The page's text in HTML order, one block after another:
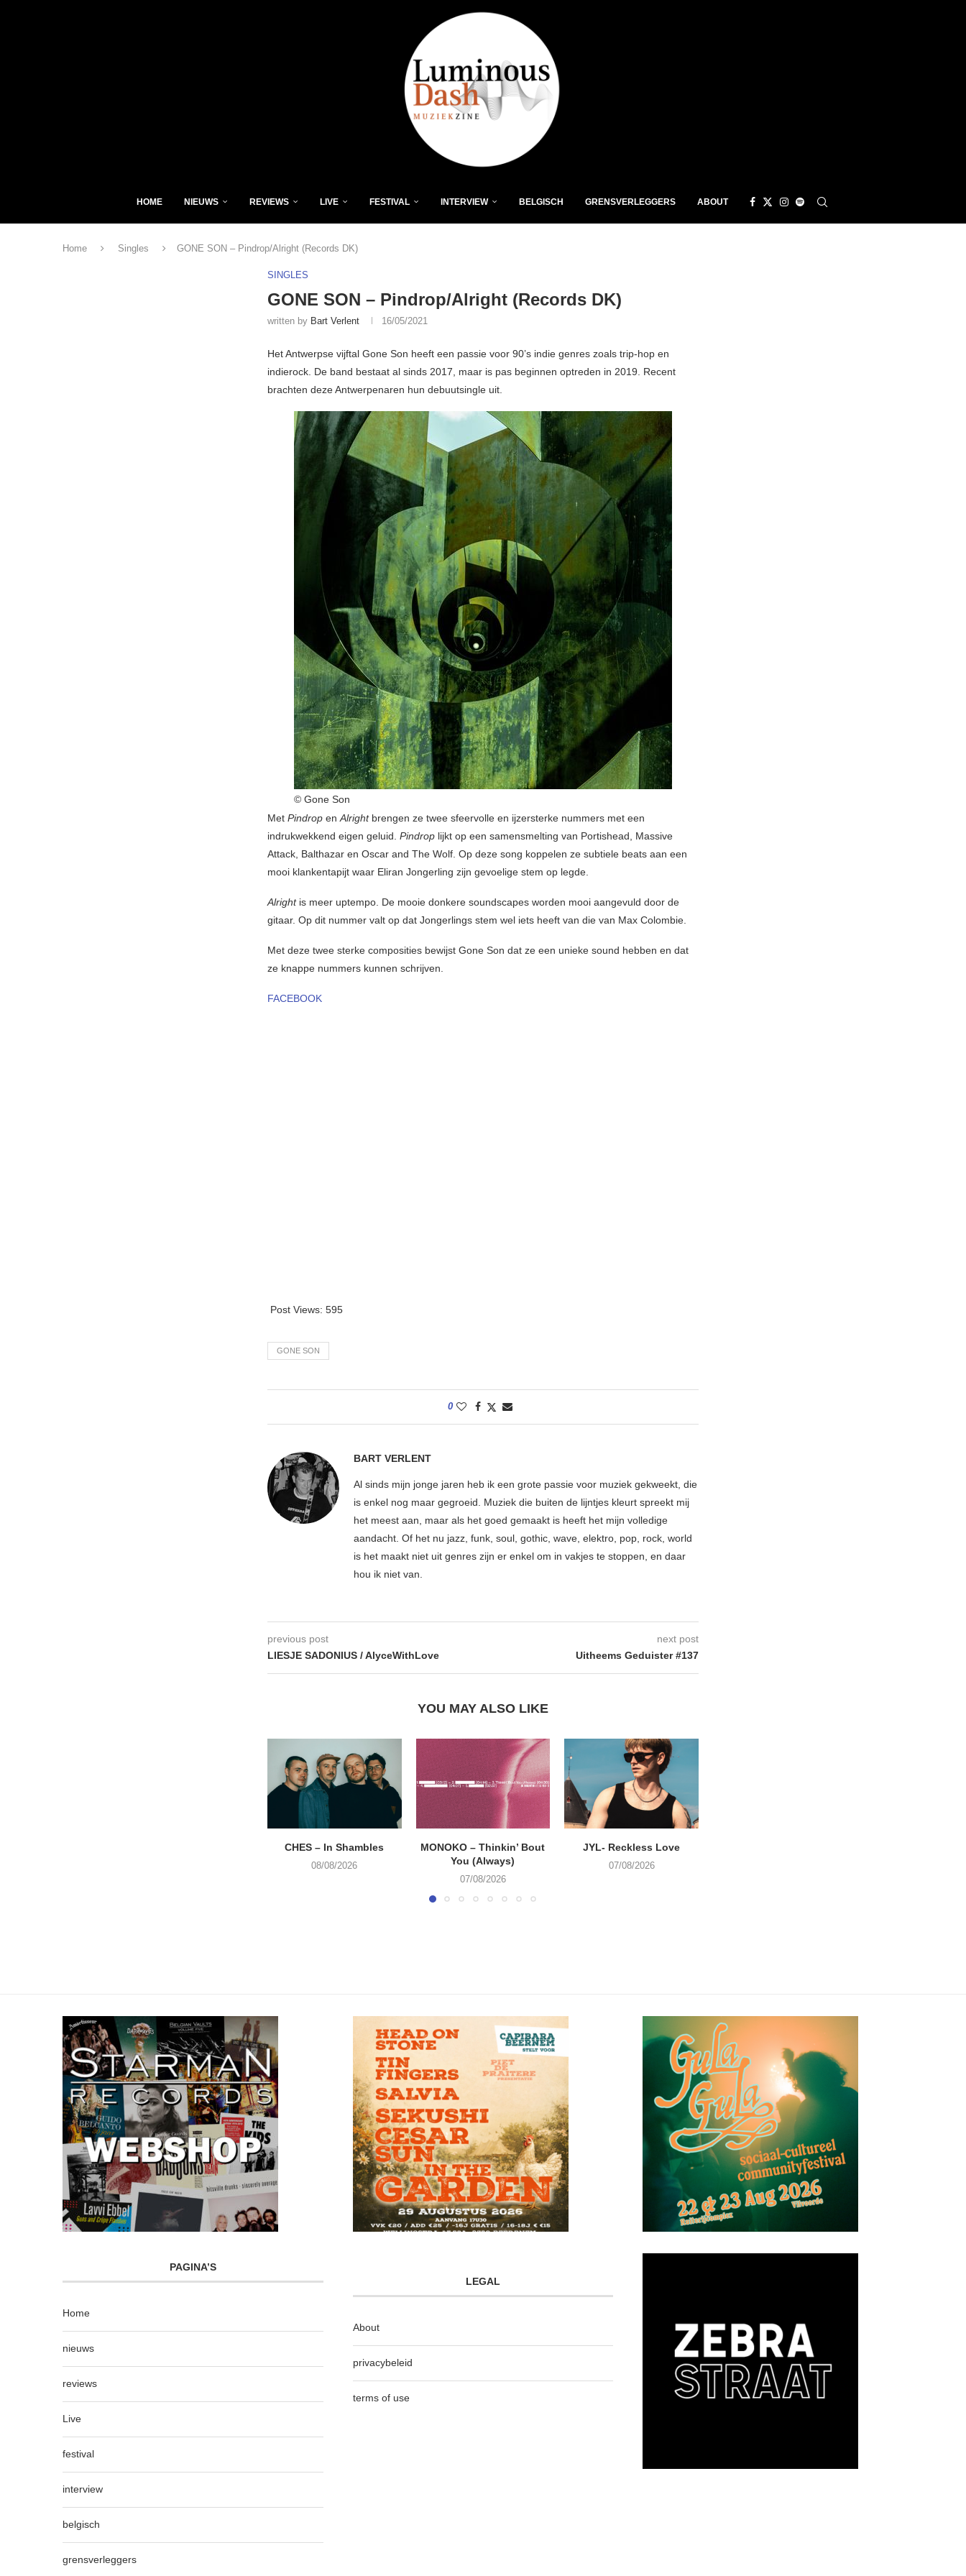
HOME NIEUWS REVIEWS LIVE FESTIVAL INTERVIEW BELGISCH GRENSVERLEGGERS ABOUT
Home Singles GONE SON – Pindrop/Alright (Records DK)
SINGLES
GONE SON – Pindrop/Alright (Records DK)
written by Bart Verlent 16/05/2021
Het Antwerpse vijftal Gone Son heeft een passie voor 90’s indie genres zoals trip-hop en
indierock. De band bestaat al sinds 2017, maar is pas beginnen optreden in 2019. Recent
brachten deze Antwerpenaren hun debuutsingle uit.
© Gone Son
Met Pindrop enAlrightbrengen ze twee sfeervolle en ijzersterke nummers met een
indrukwekkend eigen geluid. Pindrop lijkt op een samensmelting van Portishead, Massive
Attack, Balthazar en Oscar and The Wolf. Op deze song koppelen ze subtiele beats aan een
mooi klankentapijt waar Eliran Jongerling zijn gevoelige stem op legde.
Alrightis meer uptempo. De mooie donkere soundscapes worden mooi aangevuld door de
gitaar. Op dit nummer valt op dat Jongerlings stem wel iets heeft van die van Max Colombie.
Met deze twee sterke composities bewijst Gone Son dat ze een unieke sound hebben en dat
ze knappe nummers kunnen schrijven.
FACEBOOK
Post Views: 595
GONE SON
0
BART VERLENT
Al sinds mijn jonge jaren heb ik een grote passie voor muziek gekweekt, die
is enkel nog maar gegroeid. Muziek die buiten de lijntjes kleurt spreekt mij
het meest aan, maar als het goed gemaakt is heeft het mijn volledige
aandacht. Of het nu jazz, funk, soul, gothic, wave, elektro, pop, rock, world
is het maakt niet uit genres zijn er enkel om in vakjes te stoppen, en daar
hou ik niet van.
previous post
LIESJE SADONIUS / AlyceWithLove
next post
Uitheems Geduister #137
YOU MAY ALSO LIKE
CHES – In Shambles
08/08/2026
MONOKO – Thinkin’ Bout
You (Always)
07/08/2026
JYL- Reckless Love
07/08/2026
PAGINA’S
Home
nieuws
reviews
Live
festival
interview
belgisch
grensverleggers
LEGAL
About
privacybeleid
terms of use